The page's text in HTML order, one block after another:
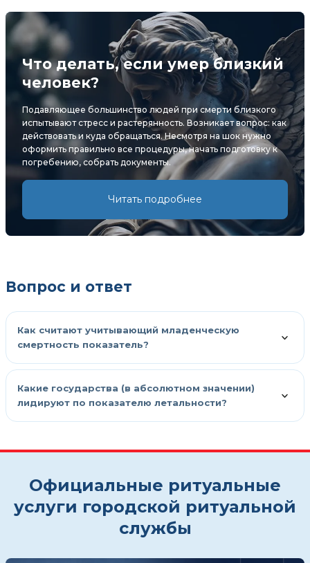
Что делать, если умер близкий
человек?
Подавляющее большинство людей при смерти близкого
испытывают стресс и растерянность. Возникает вопрос: как
действовать и куда обращаться. Несмотря на шок нужно
оформить правильно все процедуры, начать подготовку к
погребению, собрать документы.
Читать подробнее
Вопрос и ответ
Как считают учитывающий младенческую
смертность показатель?
Какие государства (в абсолютном значении)
лидируют по показателю летальности?
Официальные ритуальные
услуги городской ритуальной
службы